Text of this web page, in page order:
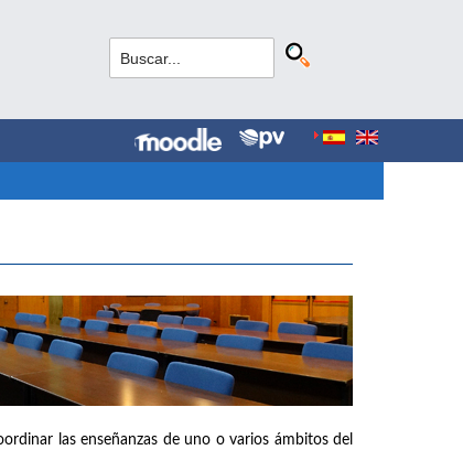
las enseñanzas de uno o varios ámbitos del